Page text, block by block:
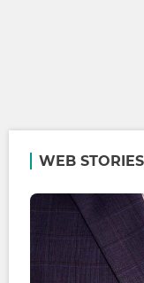
WEB STORIES